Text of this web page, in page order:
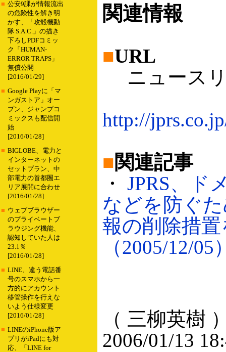
■ 公安9課が情報流出
の危険性を解き明
かす、「攻殻機動
隊 S.A.C.」の描き
下ろしPDFコミッ
ク「HUMAN-
ERROR TRAPS」
無償公開
[2016/01/29]
■ Google Playに「マ
ンガストア」オー
プン、ジャンプコ
ミックスも配信開
始
[2016/01/28]
■ BIGLOBE、電力と
インターネットの
セットプラン、中
部電力の首都圏エ
リア展開に合わせ
[2016/01/28]
■ ウェブブラウザー
のプライベートブ
ラウジング機能、
認知していた人は
23.1％
[2016/01/28]
■ LINE、違う電話番
号のスマホから一
方的にアカウント
移管操作を行えな
いよう仕様変更
[2016/01/28]
■ LINEのiPhone版ア
プリがiPadにも対
応、「LINE for
関連情報
■URL
ニュース
http://
■関連記事
・ JPRS、ド
などを防ぐ
報の削除措
（2005/12/05
（ 三柳英樹
2006/01/13